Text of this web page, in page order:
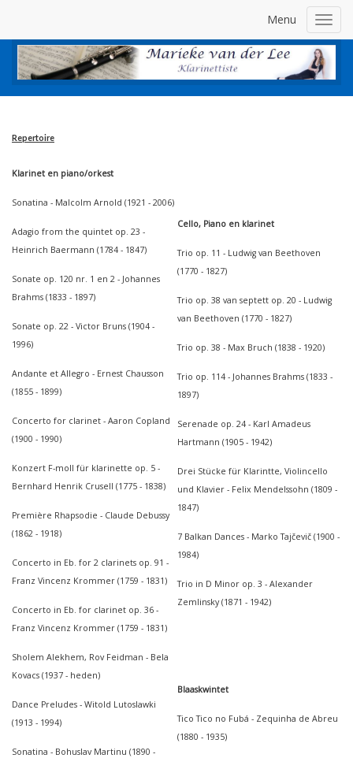
Menu
Repertoire
Klarinet en piano/orkest
Sonatina - Malcolm Arnold (1921 - 2006)
Adagio from the quintet op. 23 -
Heinrich Baermann (1784 - 1847)
Sonate op. 120 nr. 1 en 2 - Johannes
Brahms (1833 - 1897)
Sonate op. 22 - Victor Bruns (1904 -
1996)
Andante et Allegro - Ernest Chausson
(1855 - 1899)
Concerto for clarinet - Aaron Copland
(1900 - 1990)
Konzert F-moll für klarinette op. 5 -
Bernhard Henrik Crusell (1775 - 1838)
Première Rhapsodie - Claude Debussy
(1862 - 1918)
Concerto in Eb. for 2 clarinets op. 91 -
Franz Vincenz Krommer (1759 - 1831)
Concerto in Eb. for clarinet op. 36 -
Franz Vincenz Krommer (1759 - 1831)
Sholem Alekhem, Rov Feidman - Bela
Kovacs (1937 - heden)
Dance Preludes - Witold Lutoslawki
(1913 - 1994)
Sonatina - Bohuslav Martinu (1890 -
Cello, Piano en klarinet
Trio op. 11 - Ludwig van Beethoven
(1770 - 1827)
Trio op. 38 van septett op. 20 - Ludwig
van Beethoven (1770 - 1827)
Trio op. 38 - Max Bruch (1838 - 1920)
Trio op. 114 - Johannes Brahms (1833 -
1897)
Serenade op. 24 - Karl Amadeus
Hartmann (1905 - 1942)
Drei Stücke für Klarintte, Violincello
und Klavier - Felix Mendelssohn (1809 -
1847)
7 Balkan Dances - Marko Tajčevič (1900 -
1984)
Trio in D Minor op. 3 - Alexander
Zemlinsky (1871 - 1942)
Blaaskwintet
Tico Tico no Fubá - Zequinha de Abreu
(1880 - 1935)